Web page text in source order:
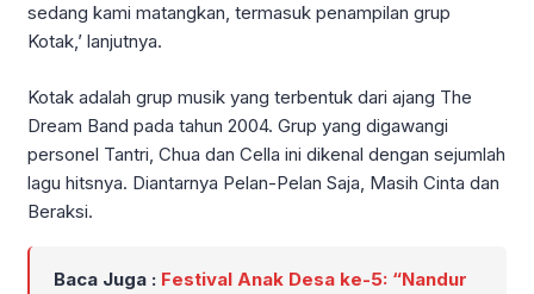
sedang kami matangkan, termasuk penampilan grup
Kotak,’ lanjutnya.
Kotak adalah grup musik yang terbentuk dari ajang The
Dream Band pada tahun 2004. Grup yang digawangi
personel Tantri, Chua dan Cella ini dikenal dengan sejumlah
lagu hitsnya. Diantarnya Pelan-Pelan Saja, Masih Cinta dan
Beraksi.
Baca Juga : Festival Anak Desa ke-5: “Nandur